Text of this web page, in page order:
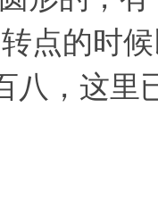
点的时
八，这里